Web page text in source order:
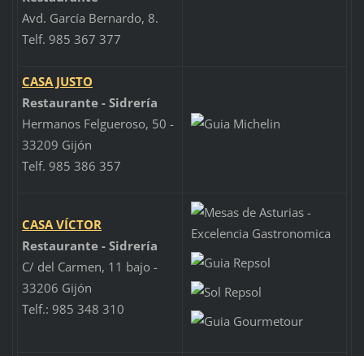
Avd. García Bernardo, 8.
Telf. 985 367 377
CASA JUSTO
Restaurante - Sidrería
Hermanos Felgueroso, 50 -
33209 Gijón
Telf. 985 386 357
CASA VÍCTOR
Restaurante - Sidrería
C/ del Carmen, 11 bajo -
33206 Gijón
Telf.: 985 348 310